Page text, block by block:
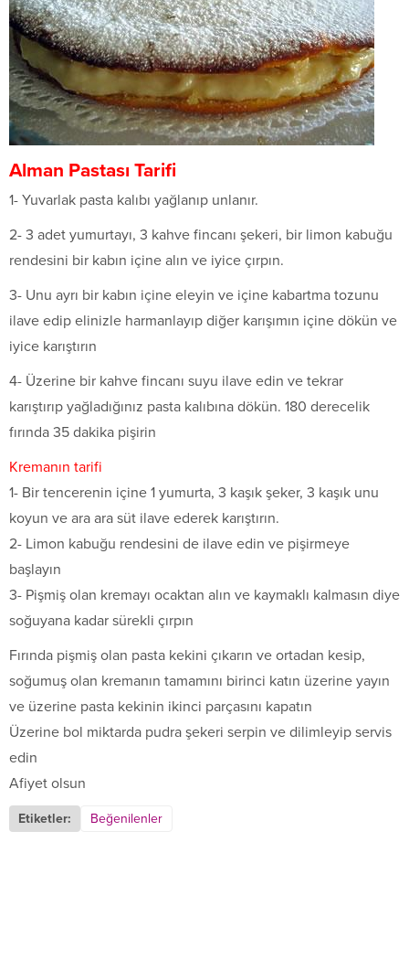
Alman Pastası Tarifi
1- Yuvarlak pasta kalıbı yağlanıp unlanır.
2- 3 adet yumurtayı, 3 kahve fincanı şekeri, bir limon kabuğu
rendesini bir kabın içine alın ve iyice çırpın.
3- Unu ayrı bir kabın içine eleyin ve içine kabartma tozunu
ilave edip elinizle harmanlayıp diğer karışımın içine dökün ve
iyice karıştırın
4- Üzerine bir kahve fincanı suyu ilave edin ve tekrar
karıştırıp yağladığınız pasta kalıbına dökün. 180 derecelik
fırında 35 dakika pişirin
Kremanın tarifi
1- Bir tencerenin içine 1 yumurta, 3 kaşık şeker, 3 kaşık unu
koyun ve ara ara süt ilave ederek karıştırın.
2- Limon kabuğu rendesini de ilave edin ve pişirmeye
başlayın
3- Pişmiş olan kremayı ocaktan alın ve kaymaklı kalmasın diye
soğuyana kadar sürekli çırpın
Fırında pişmiş olan pasta kekini çıkarın ve ortadan kesip,
soğumuş olan kremanın tamamını birinci katın üzerine yayın
ve üzerine pasta kekinin ikinci parçasını kapatın
Üzerine bol miktarda pudra şekeri serpin ve dilimleyip servis
edin
Afiyet olsun
Etiketler: Beğenilenler